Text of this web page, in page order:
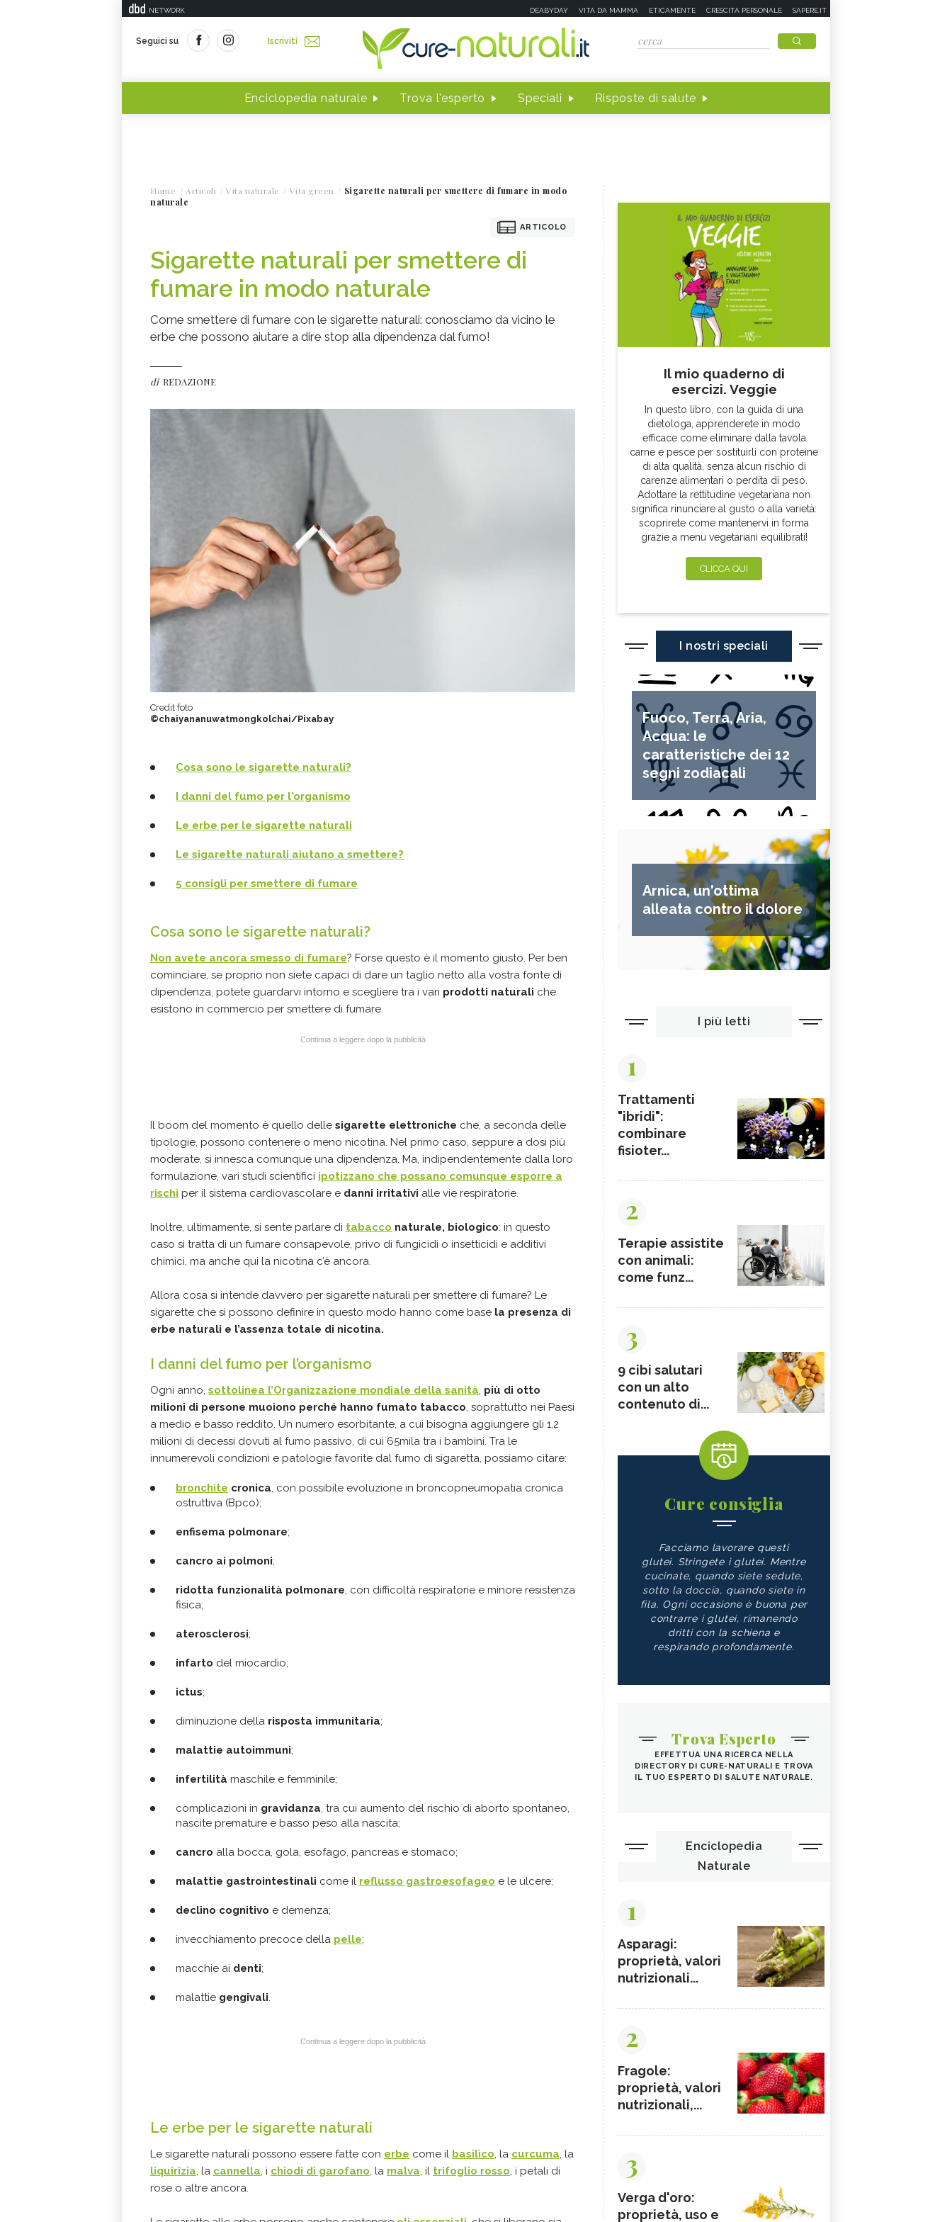
NETWORK DEABYDAY VITA DA MAMMA ETICAMENTE CRESCITA PERSONALE SAPERE.IT
Seguici su Iscriviti
Enciclopedia naturale Trova l'esperto Speciali Risposte di salute
Home Articoli Vita naturale Vita green
Sigarette naturali per smettere di fumare in modo
naturale
ARTICOLO
Sigarette naturali per smettere di
fumare in modo naturale
Come smettere di fumare con le sigarette naturali: conosciamo da vicino le
erbe che possono aiutare a dire stop alla dipendenza dal fumo!
di REDAZIONE
Credit foto
©chaiyananuwatmongkolchai/Pixabay
Cosa sono le sigarette naturali?
I danni del fumo per l'organismo
Le erbe per le sigarette naturali
Le sigarette naturali aiutano a smettere?
5 consigli per smettere di fumare
Cosa sono le sigarette naturali?
Non avete ancora smesso di fumare? Forse questo è il momento giusto. Per ben
cominciare, se proprio non siete capaci di dare un taglio netto alla vostra fonte di
dipendenza, potete guardarvi intorno e scegliere tra i vari prodotti naturali che
esistono in commercio per smettere di fumare.
Continua a leggere dopo la pubblicità
Il boom del momento è quello delle sigarette elettroniche che, a seconda delle
tipologie, possono contenere o meno nicotina. Nel primo caso, seppure a dosi più
moderate, si innesca comunque una dipendenza. Ma, indipendentemente dalla loro
formulazione, vari studi scientifici ipotizzano che possano comunque esporre a
rischi per il sistema cardiovascolare e danni irritativi alle vie respiratorie.
Inoltre, ultimamente, si sente parlare di tabacco naturale, biologico: in questo
caso si tratta di un fumare consapevole, privo di fungicidi o insetticidi e additivi
chimici, ma anche qui la nicotina c’è ancora.
Allora cosa si intende davvero per sigarette naturali per smettere di fumare? Le
sigarette che si possono definire in questo modo hanno come base la presenza di
erbe naturali e l’assenza totale di nicotina.
I danni del fumo per l’organismo
Ogni anno, sottolinea l’Organizzazione mondiale della sanità, più di otto
milioni di persone muoiono perché hanno fumato tabacco, soprattutto nei Paesi
a medio e basso reddito. Un numero esorbitante, a cui bisogna aggiungere gli 1,2
milioni di decessi dovuti al fumo passivo, di cui 65mila tra i bambini. Tra le
innumerevoli condizioni e patologie favorite dal fumo di sigaretta, possiamo citare:
bronchite cronica, con possibile evoluzione in broncopneumopatia cronica
ostruttiva (Bpco);
enfisema polmonare;
cancro ai polmoni;
ridotta funzionalità polmonare, con difficoltà respiratorie e minore resistenza
fisica;
aterosclerosi;
infarto del miocardio;
ictus;
diminuzione della risposta immunitaria;
malattie autoimmuni;
infertilità maschile e femminile;
complicazioni in gravidanza, tra cui aumento del rischio di aborto spontaneo,
nascite premature e basso peso alla nascita;
cancro alla bocca, gola, esofago, pancreas e stomaco;
malattie gastrointestinali come il reflusso gastroesofageo e le ulcere;
declino cognitivo e demenza;
invecchiamento precoce della pelle;
macchie ai denti;
malattie gengivali.
Continua a leggere dopo la pubblicità
Le erbe per le sigarette naturali
Le sigarette naturali possono essere fatte con erbe come il basilico, la curcuma, la
liquirizia, la cannella, i chiodi di garofano, la malva, il trifoglio rosso, i petali di
rose o altre ancora.
Il mio quaderno di
esercizi. Veggie
In questo libro, con la guida di una
dietologa, apprenderete in modo
efficace come eliminare dalla tavola
carne e pesce per sostituirli con proteine
di alta qualità, senza alcun rischio di
carenze alimentari o perdita di peso.
Adottare la rettitudine vegetariana non
significa rinunciare al gusto o alla varietà:
scoprirete come mantenervi in forma
grazie a menu vegetariani equilibrati!
CLICCA QUI
I nostri speciali
Fuoco, Terra, Aria,
Acqua: le
caratteristiche dei 12
segni zodiacali
Arnica, un'ottima
alleata contro il dolore
I più letti
1
Trattamenti
"ibridi":
combinare
fisioter...
2
Terapie assistite
con animali:
come funz...
3
9 cibi salutari
con un alto
contenuto di...
Cure consiglia
Facciamo lavorare questi
glutei. Stringete i glutei. Mentre
cucinate, quando siete sedute,
sotto la doccia, quando siete in
fila. Ogni occasione è buona per
contrarre i glutei, rimanendo
dritti con la schiena e
respirando profondamente.
Trova Esperto
EFFETTUA UNA RICERCA NELLA
DIRECTORY DI CURE-NATURALI E TROVA
IL TUO ESPERTO DI SALUTE NATURALE.
Enciclopedia
Naturale
1
Asparagi:
proprietà, valori
nutrizionali...
2
Fragole:
proprietà, valori
nutrizionali,...
3
Verga d'oro:
proprietà, uso e